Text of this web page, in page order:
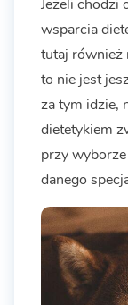
Jeżeli chodzi
wsparcia
tutaj również
to nie jest
za tym idzie,
dietetykiem
przy
danego